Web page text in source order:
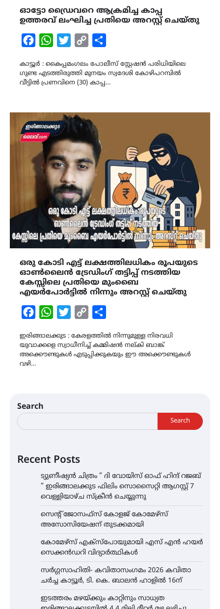
ഓട്ടോ ഡ്രൈവറെ ആക്രമിച്ച കാപ്പ
ഉത്തരവ് ലംഘിച്ച പ്രതിയെ അറസ്റ്റ് ചെയ്തു
FacebookWhatsAppTwitterCopy
കാട്ടൂർ : കൈപ്പമംഗലം പോലീസ് സ്റ്റേഷന്‍ പരിധിയിലെ
ഗുണ്ട എടത്തിരുത്തി മുനയം സ്വദേശി കോഴിപറമ്പിൽ
വീട്ടില്‍ പ്രണവിനെ (30) കാപ്പ…
ഒരു കോടി എട്ട് ലക്ഷത്തിലധികം രൂപയുടെ
ഓൺലൈൻ ട്രേഡിംഗ് തട്ടിപ്പ് നടത്തിയ
കേസ്സിലെ പ്രതിയെ മുംബൈ
എയർപോർട്ടിൽ നിന്നും അറസ്റ്റ് ചെയ്തു
FacebookWhatsAppTwitterCopy
ഇരിങ്ങാലക്കുട : കേരളത്തിൽ നിന്നുമുള്ള നിരവധി
യുവാക്കളെ സ്വാധീനിച്ച് കമ്മിഷൻ നല്കി ബാങ്ക്
അക്കൌണ്ടുകൾ എടുപ്പിക്കുകയും ഈ അക്കൌണ്ടുകൾ
വഴി…
Search
Search
Recent Posts
ട്യുണീഷ്യൻ ചിത്രം ” ദി വോയിസ് ഓഫ് ഹിന്ദ് റജബ്
” ഇരിങ്ങാലക്കുട ഫിലിം സൊസൈറ്റി ആഗസ്റ്റ് 7
വെള്ളിയാഴ്ച സ്‌ക്രീൻ ചെയ്യുന്നു
സെന്റ് ജോസഫ്സ് കോളജ് കോമേഴ്‌സ്
അസോസിയേഷന് തുടക്കമായി
കോമേഴ്സ് എക്സ്പോയുമായി എസ് എൻ ഹയർ
സെക്കൻഡറി വിദ്യാർത്ഥികൾ
സർഗ്ഗസാഹിതി- കവിതാസംഗമം 2026 കവിതാ
ചർച്ച കാട്ടൂർ, ടി. കെ. ബാലൻ ഹാളിൽ 16ന്
ഇടത്തരം മഴയ്ക്കും കാറ്റിനും സാധ്യത